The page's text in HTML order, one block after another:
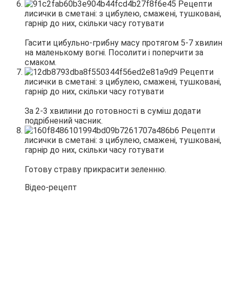
Гасити цибульно-грибну масу протягом 5-7 хвилин
на маленькому вогні. Посолити і поперчити за
смаком.
За 2-3 хвилини до готовності в суміш додати
подрібнений часник.
Готову страву прикрасити зеленню.
Відео-рецепт